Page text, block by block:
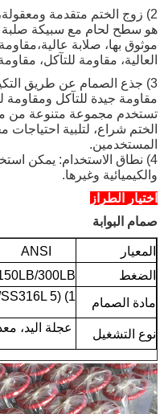
2) زوج الختم متقدمة
هو سطح لحام مع سبيكة صلبة
موثوق بها، صلابة
العالية، مقاومة للتآكل،
3) جذع الصمام عن طريق
مقاومة جيدة للتآكل ومقاومة
تستخدم مجموعة متنوعة من
الختم شراع، لتلبية
المستخدمين.
4) نطاق الاستخدام: يمكن
والكيميائية وغيرها.
اختيار الطراز
صمام البوابة
المعيار ANSI
الضغط
300LB
مادة الصمام
5)
نوع التشغيل
عجلة اليد،